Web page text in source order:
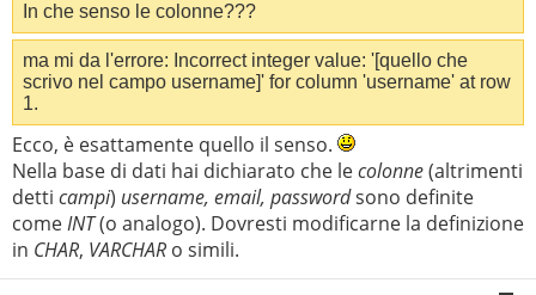
In che senso le colonne???
ma mi da l'errore: Incorrect integer value: '[quello che
scrivo nel campo username]' for column 'username' at row
1.
Ecco, è esattamente quello il senso.
Nella base di dati hai dichiarato che lecolonne(altrimenti
detti campi) username, email, passwordsono definite
comeINT(o analogo). Dovresti modificarne la definizione
in CHAR, VARCHAR o simili.